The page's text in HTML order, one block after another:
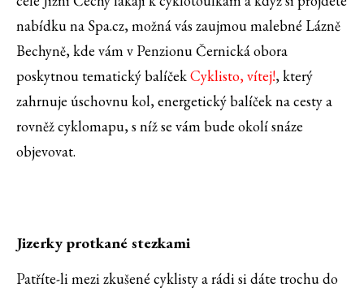
nabídku na Spa.cz, možná vás zaujmou malebné Lázně
Bechyně, kde vám v Penzionu Černická obora
poskytnou tematický balíčekCyklisto, vítej!, který
zahrnuje úschovnu kol, energetický balíček na cesty a
rovněž cyklomapu, s níž se vám bude okolí snáze
objevovat.
Jizerky protkané stezkami
Patříte-li mezi zkušené cyklisty a rádi si dáte trochu do